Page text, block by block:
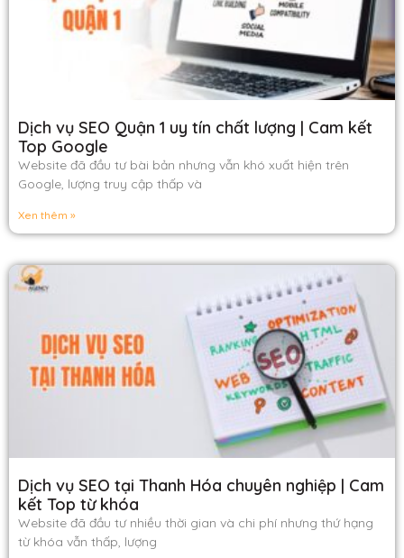
Dịch vụ SEO Quận 1 uy tín chất lượng | Cam kết
Top Google
Website đã đầu tư bài bản nhưng vẫn khó xuất hiện trên
Google, lượng truy cập thấp và
Xen thêm »
Dịch vụ SEO tại Thanh Hóa chuyên nghiệp | Cam
kết Top từ khóa
Website đã đầu tư nhiều thời gian và chi phí nhưng thứ hạng
từ khóa vẫn thấp, lượng